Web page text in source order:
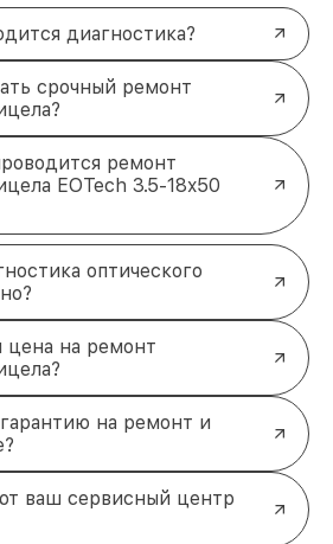
диагностика?
срочный ремонт
ремонт
EOTech 3.5-18x50
оптического
цена на ремонт
на ремонт и
ваш сервисный центр